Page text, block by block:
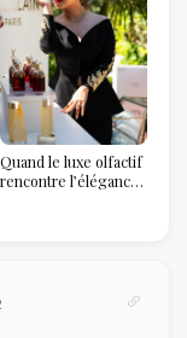
Quand le luxe olfactif
rencontre l’élégance